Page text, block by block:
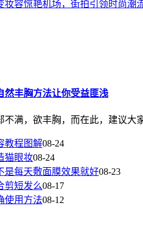
然丰胸方法让你受益匪浅
满，欲丰胸，而在此，建议大
教程图解08-24
猫眼妆08-24
是每天敷面膜效果就好08-23
剪短发么08-17
使用方法08-12